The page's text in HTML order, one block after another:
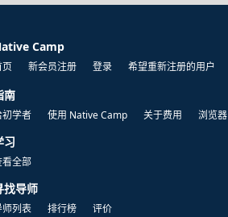
Camp
页 新会员注册 登录 希望重新注册的用户
南
初学者 使用 Native Camp 关于费用 浏览器
习
看全部
找导师
师列表 排行榜 评价